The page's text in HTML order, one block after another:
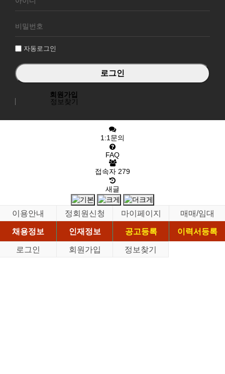
원
그
자동로그인
회원가입
정보찾기
1:1문의
FAQ
접속자 279
새글
이용안내 정회원신청 마이페이지
매매/임대
채용정보
인재정보 공고등록
이력서등록
로그인
회원가입 정보찾기